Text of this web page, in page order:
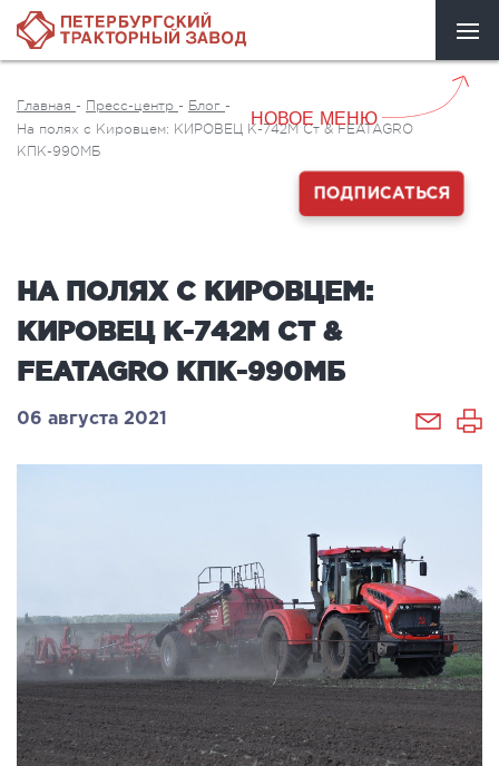
НОВОЕ МЕНЮ
Главная - Пресс-центр - Блог -
На полях с Кировцем: КИРОВЕЦ К-742М Ст & FEATAGRO
КПК-990МБ
ПОДПИСАТЬСЯ
НА ПОЛЯХ С КИРОВЦЕМ:
КИРОВЕЦ К-742М СТ &
FEATAGRO КПК-990МБ
06 августа 2021